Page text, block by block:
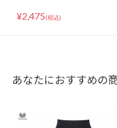
サイズ DSL211
¥2,475(税込)
あなたにおすすめの